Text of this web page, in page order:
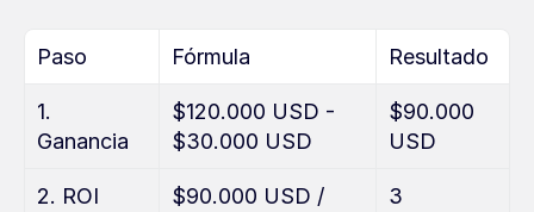
Paso Fórmula Resultado
1.
Ganancia
$120.000 USD -
$30.000 USD
$90.000
USD
2. ROI
$90.000 USD /
3